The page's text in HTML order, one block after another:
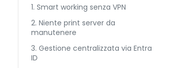
1. Smart working senza VPN
2. Niente print server da
manutenere
3. Gestione centralizzata via Entra
ID